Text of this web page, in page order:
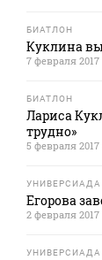
БИАТЛОН
Куклина
7 февраля 2017
БИАТЛОН
Лариса
трудно»
5 февраля 2017
УНИВЕРСИАДА
Егорова
2 февраля 2017
УНИВЕРСИАДА